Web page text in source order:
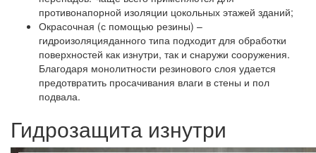
противонапорной изоляции цокольных этажей зданий;
Окрасочная (с помощью резины) –
гидроизоляцияданного типа подходит для обработки
поверхностей как изнутри, так и снаружи сооружения.
Благодаря монолитности резинового слоя удается
предотвратить просачивания влаги в стены и пол
подвала.
Гидрозащита изнутри